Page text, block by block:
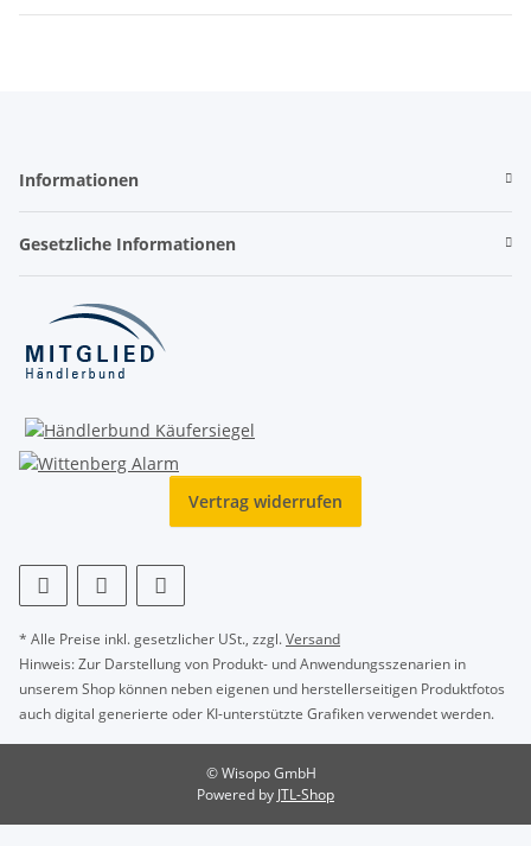
Informationen
Gesetzliche Informationen
Vertrag widerrufen
* Alle Preise inkl. gesetzlicher USt., zzgl.Versand
Hinweis: Zur Darstellung von Produkt- und Anwendungsszenarien in
unserem Shop können neben eigenen und herstellerseitigen Produktfotos
auch digital generierte oder KI-unterstützte Grafiken verwendet werden.
© Wisopo GmbH
Powered by JTL-Shop